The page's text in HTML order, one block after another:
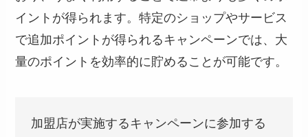
イントが得られます。特定のショップやサービス
で追加ポイントが得られるキャンペーンでは、大
量のポイントを効率的に貯めることが可能です。
加盟店が実施するキャンペーンに参加する